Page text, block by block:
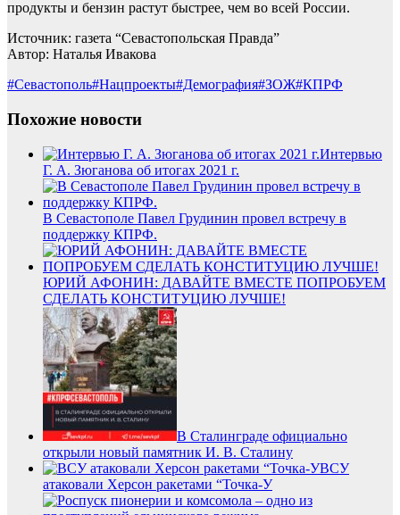
продукты и бензин растут быстрее, чем во всей России.
Источник: газета “Севастопольская Правда”
Автор: Наталья Ивакова
#Севастополь#Нацпроекты#Демография#ЗОЖ#КПРФ
Похожие новости
Интервью
Г. А. Зюганова об итогах 2021 г.
В Севастополе Павел Грудинин провел встречу в
поддержку КПРФ.
ЮРИЙ АФОНИН: ДАВАЙТЕ ВМЕСТЕ ПОПРОБУЕМ
СДЕЛАТЬ КОНСТИТУЦИЮ ЛУЧШЕ!
В Сталинграде официально
открыли новый памятник И. В. Сталину
ВСУ
атаковали Херсон ракетами “Точка-У